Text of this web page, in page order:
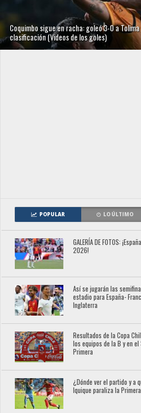
Coquimbo sigue en racha: goleó 3-0 a
clasificación (Videos de los goles)
POPULAR LO ÚLTIMO
GALERÍA DE FOTOS:
2026!
Así se jugarán las
estadio para España-
Inglaterra
Resultados de la Copa
los equipos de la B y en
Primera
¿Dónde ver el partido y a
Iquique paraliza la